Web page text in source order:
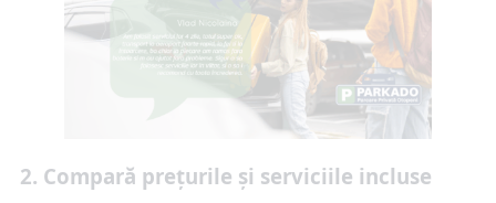
2. Compară prețurile și serviciile incluse